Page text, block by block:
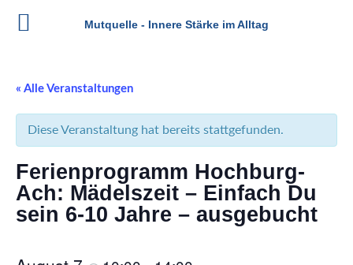
springen
« Alle Veranstaltungen
Diese Veranstaltung hat bereits stattgefunden.
Ferienprogramm Hochburg-
Ach: Mädelszeit – Einfach Du
sein 6-10 Jahre – ausgebucht
Mutquelle - Innere Stärke im Alltag